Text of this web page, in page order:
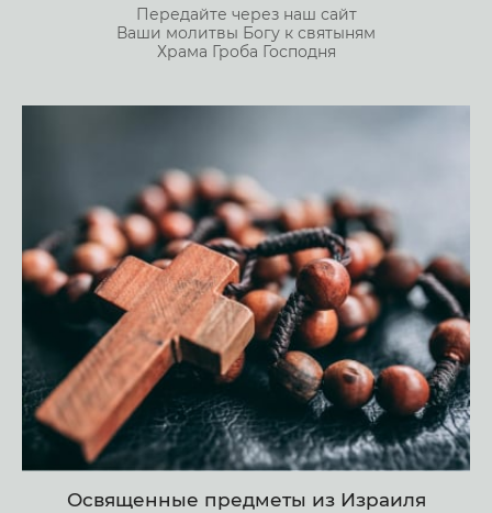
Передайте через наш сайт
Ваши молитвы Богу к святыням
Храма Гроба Господня
Освященные предметы из Израиля